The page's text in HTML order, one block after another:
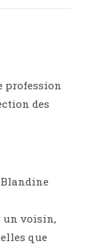
profession
des
Blandine
un voisin,
que